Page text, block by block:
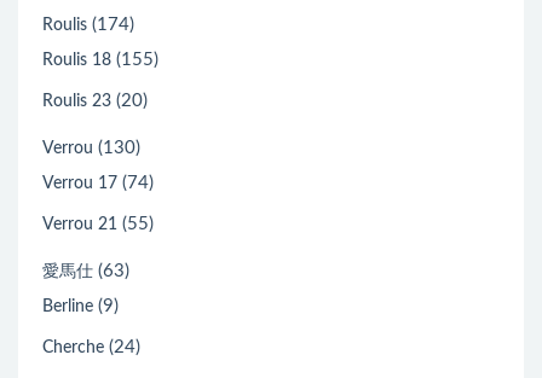
Roulis (174)
Roulis 18 (155)
Roulis 23 (20)
Verrou (130)
Verrou 17 (74)
Verrou 21 (55)
愛馬仕 (63)
Berline (9)
Cherche (24)